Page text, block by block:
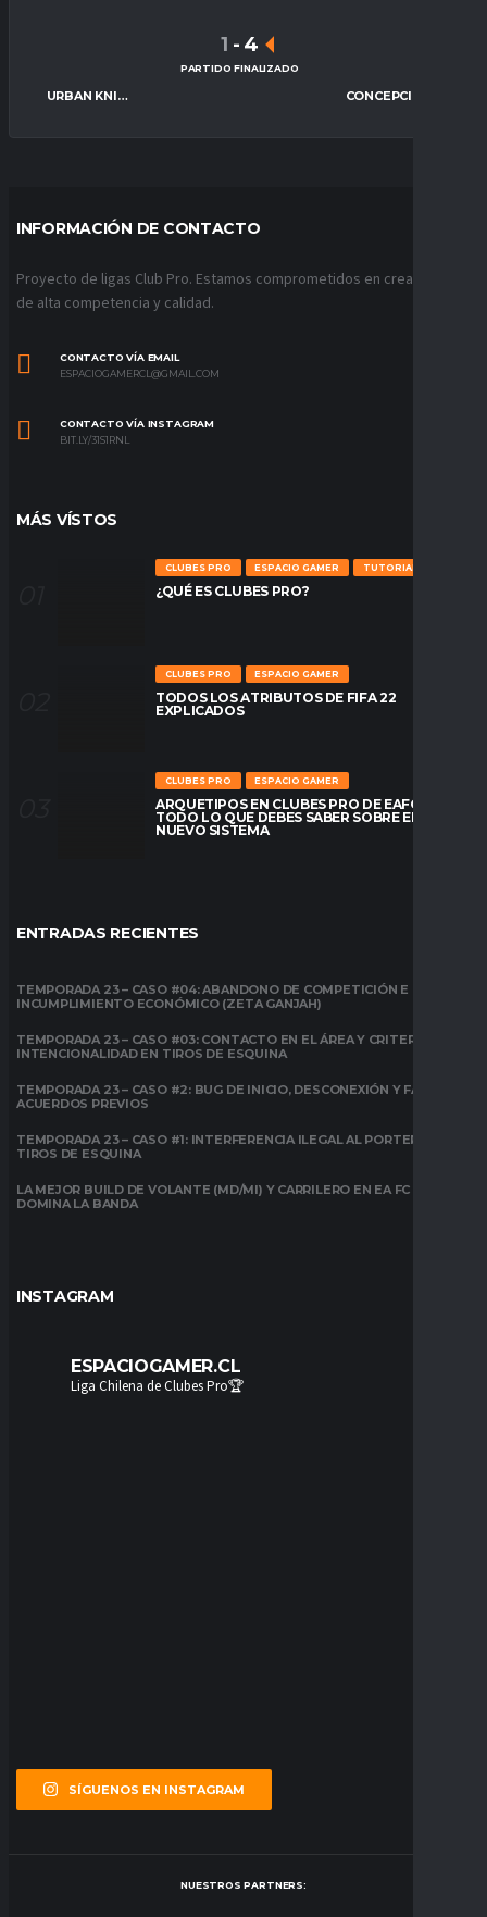
URBAN KNIGHTS
1 - 4
PARTIDO FINALIZADO
INFORMACIÓN DE CONTACTO
Proyecto de ligas Club Pro. Estamos comprometidos en crear ligas
de alta competencia y calidad.
CONTACTO VÍA EMAIL
ESPACIOGAMERCL@GMAIL.COM
CONTACTO VÍA INSTAGRAM
BIT.LY/31S1RNL
MÁS VÍSTOS
CLUBES PRO ESPACIO GAMER TUTORIALES
¿QUÉ ES CLUBES PRO?
CLUBES PRO ESPACIO GAMER
TODOS LOS ATRIBUTOS DE FIFA 22
EXPLICADOS
CLUBES PRO ESPACIO GAMER
ARQUETIPOS EN CLUBES PRO DE EAFC26:
TODO LO QUE DEBES SABER SOBRE EL
NUEVO SISTEMA
ENTRADAS RECIENTES
TEMPORADA 23 – CASO #04: ABANDONO DE COMPETICIÓN E
INCUMPLIMIENTO ECONÓMICO (ZETA GANJAH)
TEMPORADA 23 – CASO #03: CONTACTO EN EL ÁREA Y CRITERIO DE
INTENCIONALIDAD EN TIROS DE ESQUINA
TEMPORADA 23 – CASO #2: BUG DE INICIO, DESCONEXIÓN Y FALTA DE
ACUERDOS PREVIOS
TEMPORADA 23 – CASO #1: INTERFERENCIA ILEGAL AL PORTERO EN
TIROS DE ESQUINA
LA MEJOR BUILD DE VOLANTE (MD/MI) Y CARRILERO EN EA FC 26:
DOMINA LA BANDA
INSTAGRAM
ESPACIOGAMER.CL
Liga Chilena de Clubes Pro🏆
SÍGUENOS EN INSTAGRAM
NUESTROS PARTNERS: